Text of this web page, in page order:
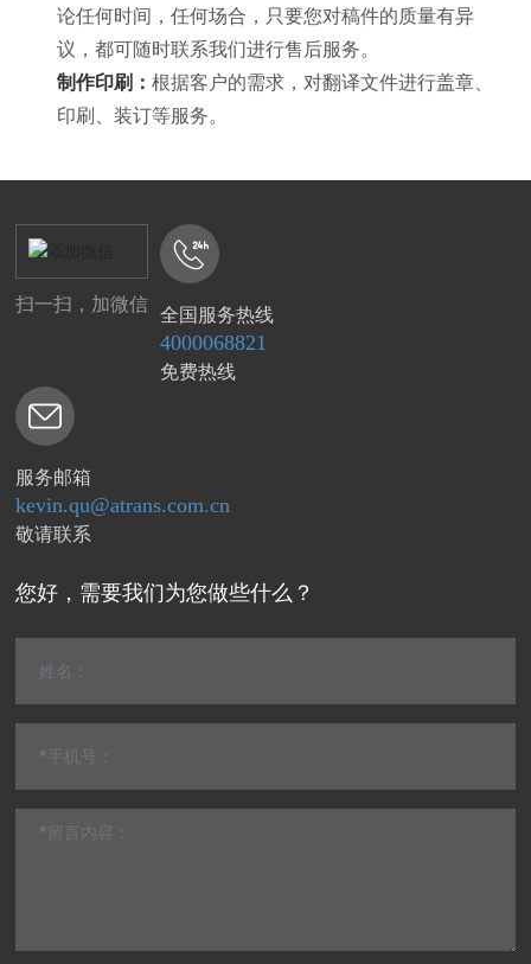
论任何时间，任何场合，只要您对稿件的质量有异
议，都可随时联系我们进行售后服务。
制作印刷：根据客户的需求，对翻译文件进行盖章、
印刷、装订等服务。
扫一扫，加微信 全国服务热线
4000068821
免费热线
服务邮箱
kevin.qu@atrans.com.cn
敬请联系
您好，需要我们为您做些什么？